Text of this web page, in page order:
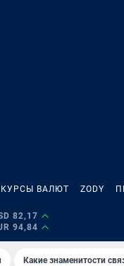
КУРСЫ ВАЛЮТ ZODY
82,17
94,84
Какие знаменитости